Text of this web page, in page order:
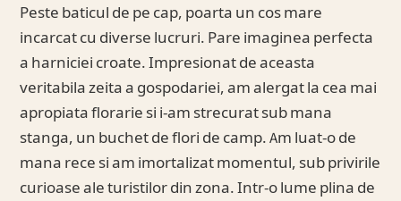
Peste baticul de pe cap, poarta un cos mare
incarcat cu diverse lucruri. Pare imaginea perfecta
a harniciei croate. Impresionat de aceasta
veritabila zeita a gospodariei, am alergat la cea mai
apropiata florarie si i-am strecurat sub mana
stanga, un buchet de flori de camp. Am luat-o de
mana rece si am imortalizat momentul, sub privirile
curioase ale turistilor din zona. Intr-o lume plina de